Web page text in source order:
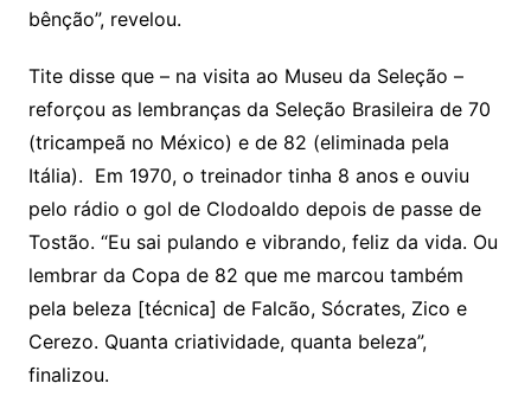
bênção”, revelou.
Tite disse que – na visita ao Museu da Seleção –
reforçou as lembranças da Seleção Brasileira de 70
(tricampeã no México) e de 82 (eliminada pela
Itália). Em 1970, o treinador tinha 8 anos e ouviu
pelo rádio o gol de Clodoaldo depois de passe de
Tostão. “Eu sai pulando e vibrando, feliz da vida. Ou
lembrar da Copa de 82 que me marcou também
pela beleza [técnica] de Falcão, Sócrates, Zico e
Cerezo. Quanta criatividade, quanta beleza”,
finalizou.